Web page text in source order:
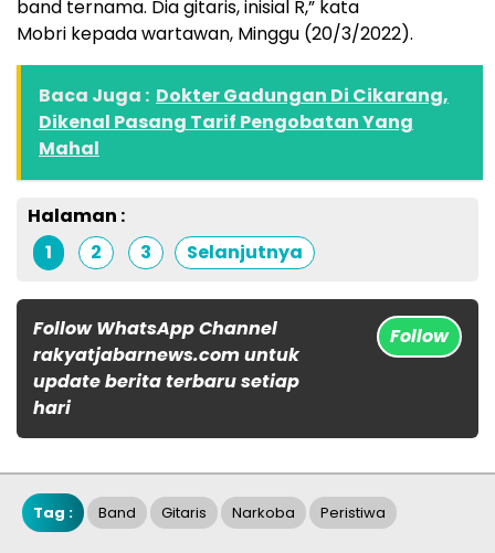
band ternama. Dia gitaris, inisial R,” kata
Mobri kepada wartawan, Minggu (20/3/2022).
Baca Juga : Dokter Gadungan Di Cikarang,
Dikenal Pasang Tarif Pengobatan Yang
Mahal
Halaman :
1
2 3 Selanjutnya
Follow WhatsApp Channel
rakyatjabarnews.com untuk
update berita terbaru setiap
hari
Follow
Tag : Band Gitaris Narkoba Peristiwa